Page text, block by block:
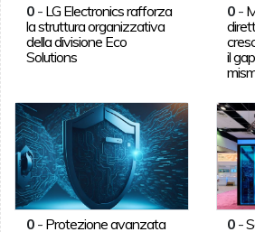
0- LG Electronics rafforza
la struttura organizzativa
della divisione Eco
Solutions
0 -
il
0- Protezione avanzata
0 -